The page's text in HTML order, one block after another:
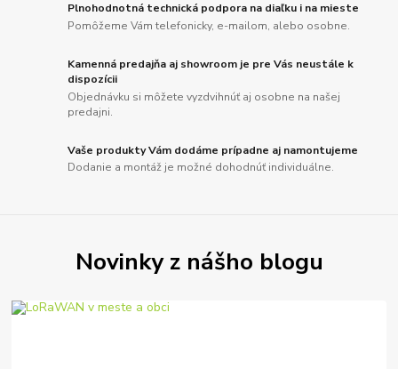
Plnohodnotná technická podpora na diaľku i na mieste
Pomôžeme Vám telefonicky, e-mailom, alebo osobne.
Kamenná predajňa aj showroom je pre Vás neustále k
dispozícii
Objednávku si môžete vyzdvihnúť aj osobne na našej
predajni.
Vaše produkty Vám dodáme prípadne aj namontujeme
Dodanie a montáž je možné dohodnúť individuálne.
Novinky z nášho blogu